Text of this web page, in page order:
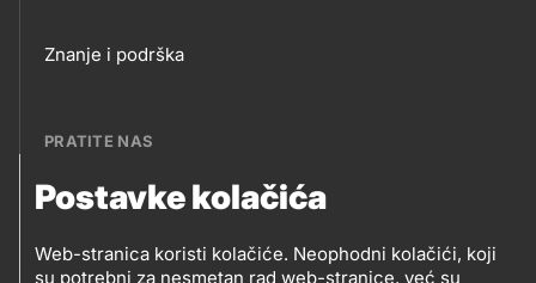
Postavke kolačića
Web-stranica koristi kolačiće. Neophodni kolačići, koji
su potrebni za nesmetan rad web-stranice, već su
Footer
Znanje i podrška
PRATITE NAS
PRATITE
Petrol BH Oil Company, d.o.o.
Džemala Bijedića 202, 71210 Ilidža, Sarajevo